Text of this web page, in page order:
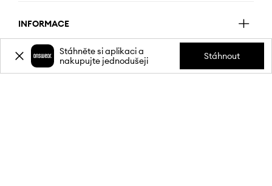
INFORMACE
SLUŽBY ZÁKAZNÍKŮM
Stáhněte si aplikaci a
nakupujte jednodušeji
Stáhnout